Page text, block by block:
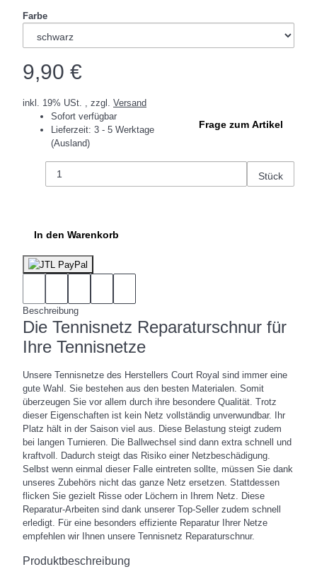
Farbe
9,90 €
inkl. 19% USt. , zzgl. Versand
Sofort verfügbar
Lieferzeit: 3 - 5 Werktage
(Ausland)
Frage zum Artikel
Stück
In den Warenkorb
Beschreibung
Die Tennisnetz Reparaturschnur für
Ihre Tennisnetze
Unsere Tennisnetze des Herstellers Court Royal sind immer eine
gute Wahl. Sie bestehen aus den besten Materialen. Somit
überzeugen Sie vor allem durch ihre besondere Qualität. Trotz
dieser Eigenschaften ist kein Netz vollständig unverwundbar. Ihr
Platz hält in der Saison viel aus. Diese Belastung steigt zudem
bei langen Turnieren. Die Ballwechsel sind dann extra schnell und
kraftvoll. Dadurch steigt das Risiko einer Netzbeschädigung.
Selbst wenn einmal dieser Falle eintreten sollte, müssen Sie dank
unseres Zubehörs nicht das ganze Netz ersetzen. Stattdessen
flicken Sie gezielt Risse oder Löchern in Ihrem Netz. Diese
Reparatur-Arbeiten sind dank unserer Top-Seller zudem schnell
erledigt. Für eine besonders effiziente Reparatur Ihrer Netze
empfehlen wir Ihnen unsere Tennisnetz Reparaturschnur.
Produktbeschreibung